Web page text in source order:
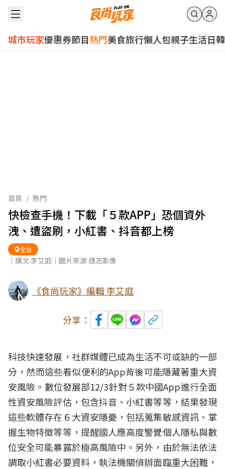
城市玩家優惠券節目熱門美食旅行懶人包親子生活日韓
首頁 / 熱門
快檢查手機！下載「５款APP」恐個資外
洩、遭盜刷，小紅書、抖音都上榜
全台
｜撰文 李艾庭｜圖片來源 達志影像
《食尚玩家》編輯 李艾庭
分享：
科技快速發展，社群媒體已成為生活不可或缺的一部
分，然而這些看似便利的App背後可能隱藏著重大資
安風險。數位發展部12/3針對５款中國App進行全面
性資安風險評估，包含抖音、小紅書等等，結果發現
這些軟體存在６大資安隱憂，包括蒐集敏感資訊、掌
握生物特徵等等，提醒國人應高度警覺個人隱私與數
位安全可能暴露於極高風險中。另外，由於無法依法
調取小紅書必要資料，執法機關偵辦面臨重大困難，